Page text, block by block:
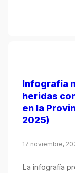
Infografía
heridas
en la
2025)
17 noviembre,
La infografía